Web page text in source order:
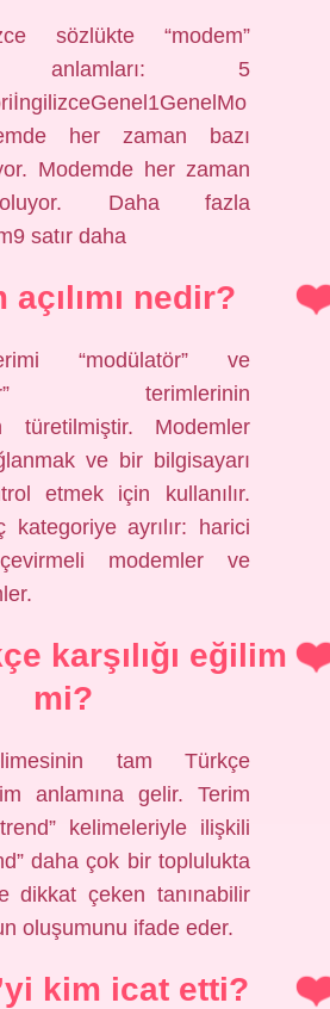
sözlükte “modem”
anlamları: 5
her zaman bazı
Modemde her zaman
Daha fazla
satır daha
açılımı nedir?
“modülatör” ve
terimlerinin
türetilmiştir. Modemler
ve bir bilgisayarı
etmek için kullanılır.
kategoriye ayrılır: harici
modemler ve
karşılığı eğilim
mi?
tam Türkçe
anlamına gelir. Terim
kelimeleriyle ilişkili
daha çok bir toplulukta
dikkat çeken tanınabilir
oluşumunu ifade eder.
kim icat etti?